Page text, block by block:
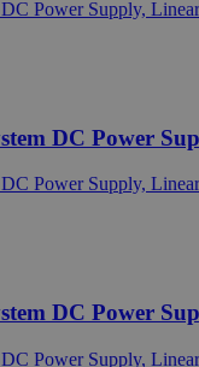
DC Power
DC Power